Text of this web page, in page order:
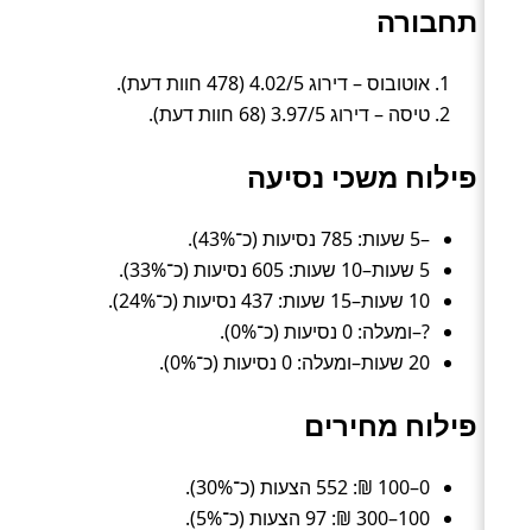
תחבורה
אוטובוס – דירוג 4.02/5 (478 חוות דעת).
טיסה – דירוג 3.97/5 (68 חוות דעת).
פילוח משכי נסיעה
–5 שעות: 785 נסיעות (כ־43%).
5 שעות–10 שעות: 605 נסיעות (כ־33%).
10 שעות–15 שעות: 437 נסיעות (כ־24%).
?–ומעלה: 0 נסיעות (כ־0%).
20 שעות–ומעלה: 0 נסיעות (כ־0%).
פילוח מחירים
0–100 ₪: 552 הצעות (כ־30%).
100–300 ₪: 97 הצעות (כ־5%).